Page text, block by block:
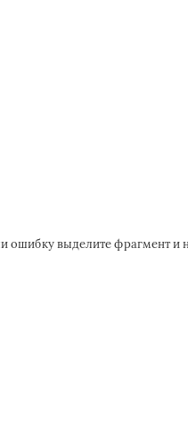
ошибку выделите фрагмент и